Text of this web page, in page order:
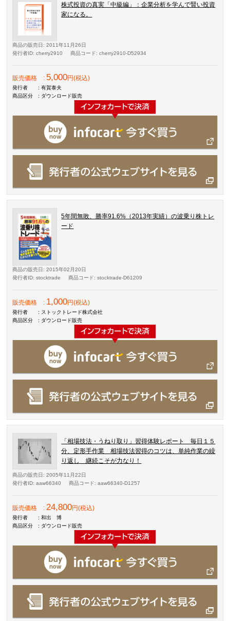
株式投資の真実「中級編」：企業分析を学んで賢い投資
家になる。
商品の販売日 : 2011年11月26日
発行者ID: cherry2910 商品コード: cherry2910-D52934
販売価格 : 5,000円(税込)
発行者
: 有賀泰夫
商品区分
: ダウンロード販売
5年間無敗、勝率91.6%（2013年実績）の波乗り株トレ
ード
商品の販売日 : 2015年02月20日
発行者ID: stocktrade 商品コード: stocktrade-D61209
販売価格 : 1,000円(税込)
発行者
: ストックトレード株式会社
商品区分
: ダウンロード販売
「相場技法・うねり取り」習得体験レポート 毎日１５
分、定形手作業 相場技法習得のコツは、単純作業の繰
り返し 継続こそが力なり！
商品の販売日 : 2005年11月22日
発行者ID: aaw66340 商品コード: aaw66340-D1257
販売価格 :24,800円(税込)
発行者
: 和出 博
商品区分
: ダウンロード販売